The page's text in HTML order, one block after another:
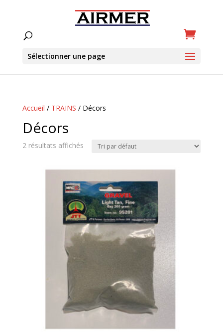
Sélectionner une page
Accueil / TRAINS / Décors
Décors
2 résultats affichés